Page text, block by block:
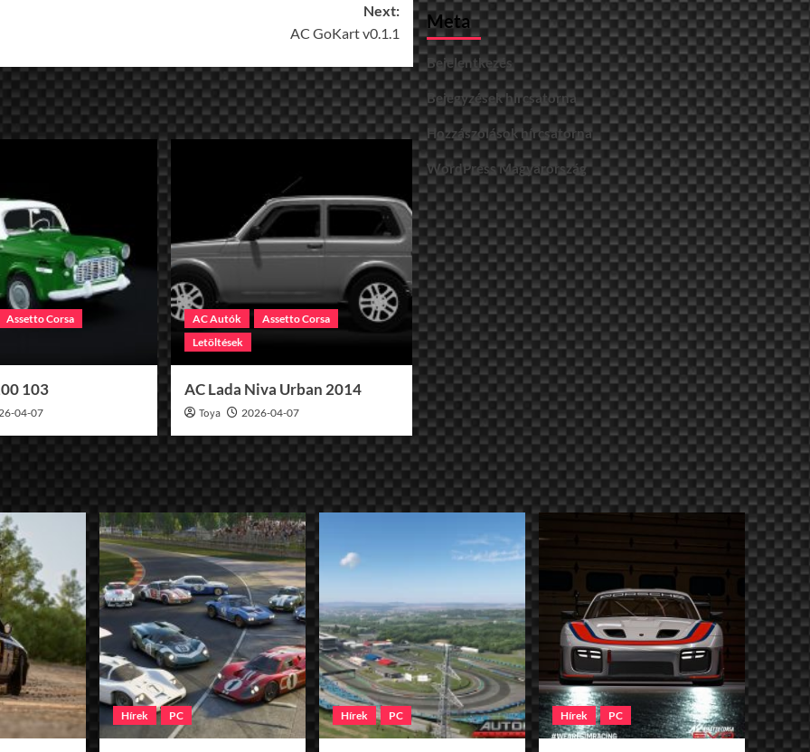
Next:
AC GoKart v0.1.1
Assetto Corsa
103
04-07
AC Autók
Assetto Corsa
Letöltések
AC Lada Niva Urban 2014
Toya 2026-04-07
Meta
Bejelentkezés
Bejegyzések hírcsatorna
Hozzászólások hírcsatorna
WordPress Magyarország
Hírek PC Hírek PC Hírek PC